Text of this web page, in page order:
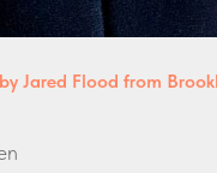
Jared Flood from